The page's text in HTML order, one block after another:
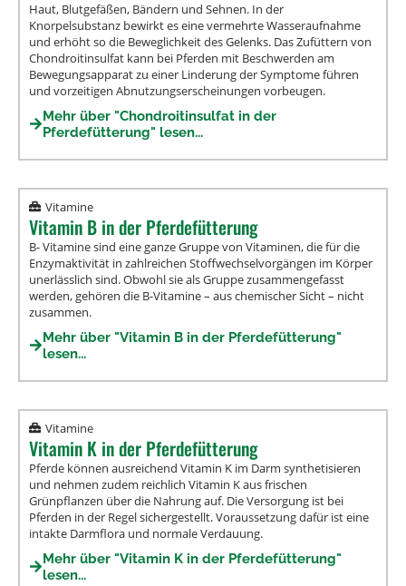
Haut, Blutgefäßen, Bändern und Sehnen. In der
Knorpelsubstanz bewirkt es eine vermehrte Wasseraufnahme
und erhöht so die Beweglichkeit des Gelenks. Das Zufüttern von
Chondroitinsulfat kann bei Pferden mit Beschwerden am
Bewegungsapparat zu einer Linderung der Symptome führen
und vorzeitigen Abnutzungserscheinungen vorbeugen.
Mehr über "Chondroitinsulfat in der
Pferdefütterung" lesen...
Vitamine
Vitamin B in der Pferdefütterung
B- Vitamine sind eine ganze Gruppe von Vitaminen, die für die
Enzymaktivität in zahlreichen Stoffwechselvorgängen im Körper
unerlässlich sind. Obwohl sie als Gruppe zusammengefasst
werden, gehören die B-Vitamine – aus chemischer Sicht – nicht
zusammen.
Mehr über "Vitamin B in der Pferdefütterung"
lesen...
Vitamine
Vitamin K in der Pferdefütterung
Pferde können ausreichend Vitamin K im Darm synthetisieren
und nehmen zudem reichlich Vitamin K aus frischen
Grünpflanzen über die Nahrung auf. Die Versorgung ist bei
Pferden in der Regel sichergestellt. Voraussetzung dafür ist eine
intakte Darmflora und normale Verdauung.
Mehr über "Vitamin K in der Pferdefütterung"
lesen...